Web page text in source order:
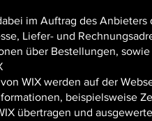
im Auftrag des
Liefer- und
über Bestellungen,
WIX werden auf der
beispielsweise
übertragen und